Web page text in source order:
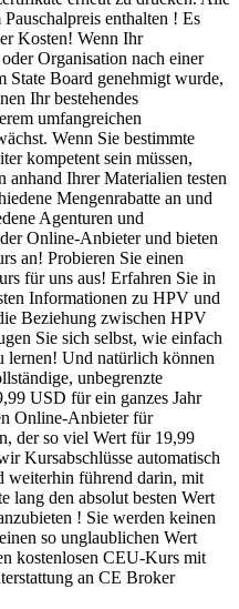
enthalten ! Es
Kosten! Wenn Ihr
Organisation nach einer
Board genehmigt wurde,
Ihr bestehendes
umfangreichen
Wenn Sie bestimmte
kompetent sein müssen,
Ihrer Materialien testen
Mengenrabatte an und
Agenturen und
Online-Anbieter und bieten
an! Probieren Sie einen
für uns aus! Erfahren Sie in
Informationen zu HPV und
Beziehung zwischen HPV
Sie sich selbst, wie einfach
lernen! Und natürlich können
unbegrenzte
USD für ein ganzes Jahr
Online-Anbieter für
der so viel Wert für 19,99
Kursabschlüsse automatisch
weiterhin führend darin, mit
den absolut besten Wert
! Sie werden keinen
so unglaublichen Wert
kostenlosen CEU-Kurs mit
an CE Broker